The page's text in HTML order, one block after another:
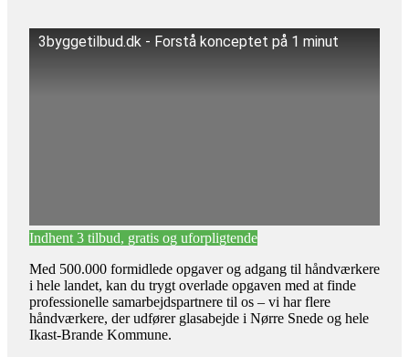
3byggetilbud.dk - Forstå konceptet på 1 minut
Indhent 3 tilbud, gratis og uforpligtende
Med 500.000 formidlede opgaver og adgang til håndværkere
i hele landet, kan du trygt overlade opgaven med at finde
professionelle samarbejdspartnere til os – vi har flere
håndværkere, der udfører glasabejde i Nørre Snede og hele
Ikast-Brande Kommune.